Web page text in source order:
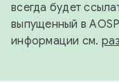
всегда будет
выпущенный в
информации см.